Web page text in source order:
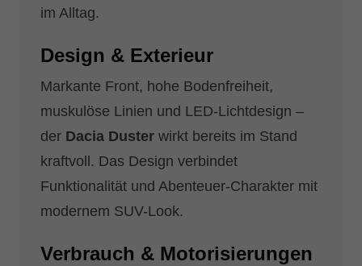
im Alltag.
Design & Exterieur
Markante Front, hohe Bodenfreiheit,
muskulöse Linien und LED-Lichtdesign –
der Dacia Duster wirkt bereits im Stand
kraftvoll. Das Design verbindet
Funktionalität und Abenteuer-Charakter mit
modernem SUV-Look.
Verbrauch & Motorisierungen